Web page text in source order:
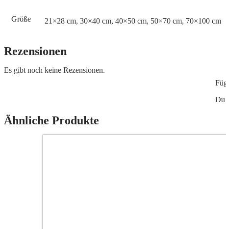
Größe 21×28 cm, 30×40 cm, 40×50 cm, 50×70 cm, 70×100 cm
Rezensionen
Es gibt noch keine Rezensionen.
Du
Ähnliche Produkte